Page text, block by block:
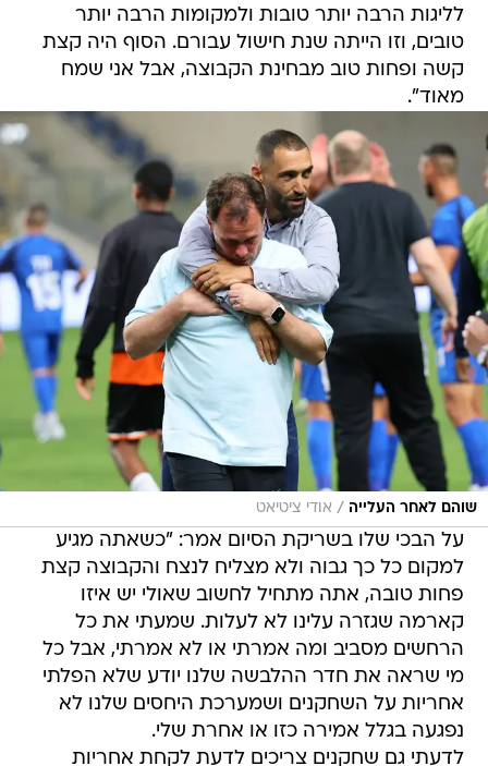
לליגות הרבה יותר טובות ולמקומות הרבה יותר
טובים, וזו הייתה שנת חישול עבורם. הסוף היה קצת
קשה ופחות טוב מבחינת הקבוצה, אבל אני שמח
מאוד".
שוהם לאחר העלייה / אודי ציטיאט
על הבכי שלו בשריקת הסיום אמר: "כשאתה מגיע
למקום כל כך גבוה ולא מצליח לנצח והקבוצה קצת
פחות טובה, אתה מתחיל לחשוב שאולי יש איזו
קארמה שגזרה עלינו לא לעלות. שמעתי את כל
הרחשים מסביב ומה אמרתי או לא אמרתי, אבל כל
מי שראה את חדר ההלבשה שלנו יודע שלא הפלתי
אחריות על השחקנים ושמערכת היחסים שלנו לא
נפגעה בגלל אמירה כזו או אחרת שלי.
לדעתי גם שחקנים צריכים לדעת לקחת אחריות